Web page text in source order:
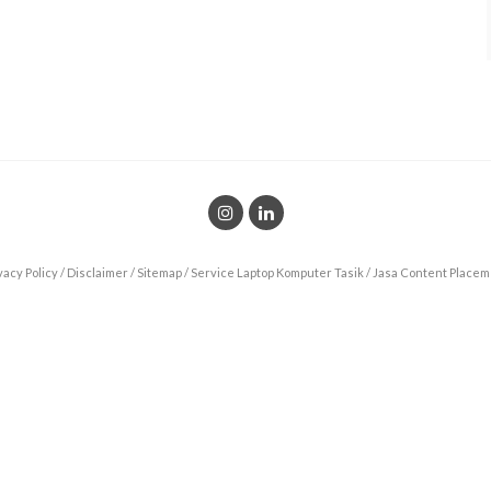
Policy/ Disclaimer / Sitemap/ Service Laptop Komputer Tasik / Jasa Content